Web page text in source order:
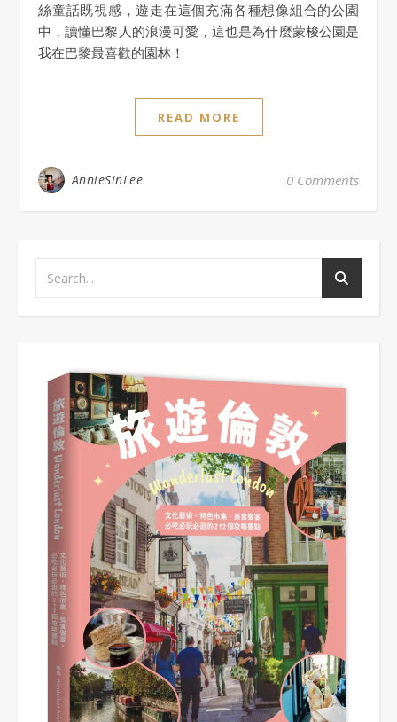
絲童話既視感，遊走在這個充滿各種想像組合的公園
中，讀懂巴黎人的浪漫可愛，這也是為什麼蒙梭公園是
我在巴黎最喜歡的園林！
READ MORE
AnnieSinLee 0 Comments